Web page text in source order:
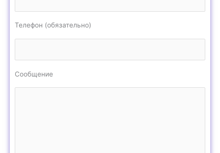
Телефон (обязательно)
Сообщение